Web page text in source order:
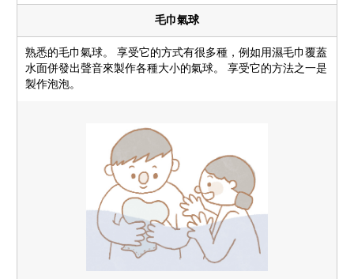
毛巾氣球
熟悉的毛巾氣球。 享受它的方式有很多種，例如用濕毛巾覆蓋
水面併發出聲音來製作各種大小的氣球。 享受它的方法之一是
製作泡泡。